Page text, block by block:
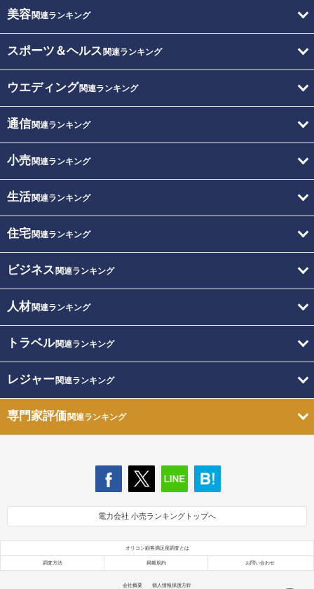
美容関連ランキング
スポーツ＆ヘルス 関連ランキング
ウエディング関連ランキング
通信関連ランキング
小売関連ランキング
生活関連ランキング
住宅関連ランキング
ビジネス 関連ランキング
人材関連ランキング
トラベル関連ランキング
レジャー関連ランキング
専門家評価関連ランキング
電力会社 小売ランキングトップへ
オリコン顧客満足度調査とは
調査方法 掲載規約 お問い合わせ
会社概要 個人情報保護方針